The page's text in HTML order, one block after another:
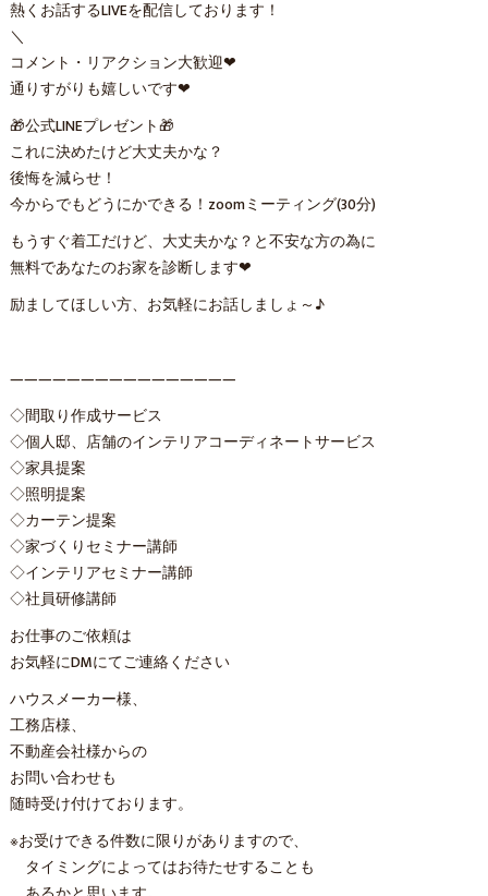
熱くお話するLIVEを配信しております！
＼
コメント・リアクション大歓迎❤
通りすがりも嬉しいです❤
🎁公式LINEプレゼント🎁
これに決めたけど大丈夫かな？
後悔を減らせ！
今からでもどうにかできる！zoomミーティング(30分)
もうすぐ着工だけど、大丈夫かな？と不安な方の為に
無料であなたのお家を診断します❤
励ましてほしい方、お気軽にお話しましょ～♪
————————————————
◇間取り作成サービス
◇個人邸、店舗のインテリアコーディネートサービス
◇家具提案
◇照明提案
◇カーテン提案
◇家づくりセミナー講師
◇インテリアセミナー講師
◇社員研修講師
お仕事のご依頼は
お気軽にDMにてご連絡ください
ハウスメーカー様、
工務店様、
不動産会社様からの
お問い合わせも
随時受け付けております。
※お受けできる件数に限りがありますので、
タイミングによってはお待たせすることも